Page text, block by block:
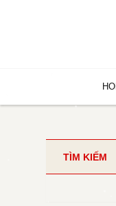
TÌM KIẾM